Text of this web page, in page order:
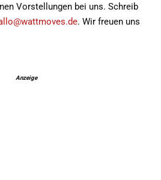
Vorstellungen bei uns. Schreib
. Wir freuen uns
Anzeige